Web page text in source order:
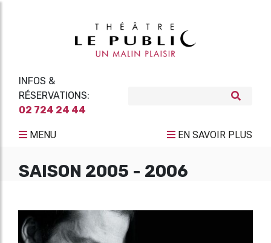
INFOS &
RÉSERVATIONS:
02 724 24 44
MENU EN SAVOIR PLUS
SAISON 2005 - 2006